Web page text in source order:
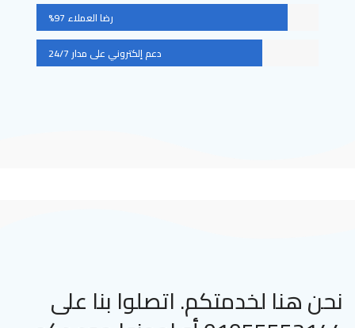
رضا العملاء 97%
دعم إلكتروني على مدار 24/7
نحن هنا لخدمتكم. اتصلوا بنا على